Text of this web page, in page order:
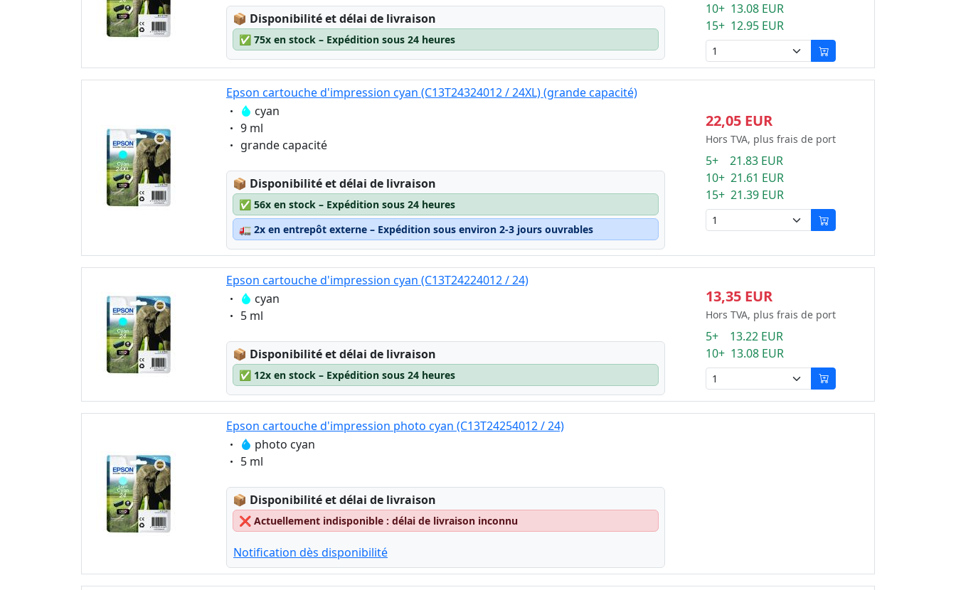
📦 Lagerstatus:
Disponibilité et délai de livraison
✅ 75x en stock – Expédition sous 24 heures
10+ 13.08 EUR
15+ 12.95 EUR
Epson cartouche d'impression cyan (C13T24324012 / 24XL) (grande capacité)
Eigenschaft:
cyan
Eigenschaft:
9 ml
Eigenschaft:
grande capacité
📦 Lagerstatus:
Disponibilité et délai de livraison
✅ 56x en stock – Expédition sous 24 heures
🚛 2x en entrepôt externe – Expédition sous environ 2-3 jours ouvrables
22,05 EUR
Hors TVA, plus frais de port
5+ 21.83 EUR
10+ 21.61 EUR
15+ 21.39 EUR
Epson cartouche d'impression cyan (C13T24224012 / 24)
Eigenschaft:
cyan
Eigenschaft:
5 ml
📦 Lagerstatus:
Disponibilité et délai de livraison
✅ 12x en stock – Expédition sous 24 heures
13,35 EUR
Hors TVA, plus frais de port
5+ 13.22 EUR
10+ 13.08 EUR
Epson cartouche d'impression photo cyan (C13T24254012 / 24)
Eigenschaft:
photo cyan
Eigenschaft:
5 ml
📦 Lagerstatus:
Disponibilité et délai de livraison
❌ Actuellement indisponible : délai de livraison inconnu
Notification dès disponibilité